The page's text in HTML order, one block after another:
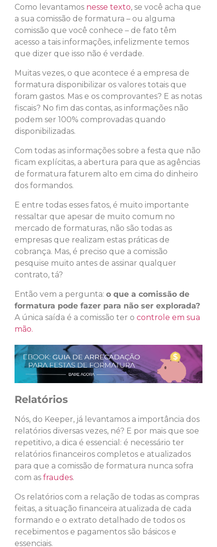
Como levantamos nesse texto, se você acha que
a sua comissão de formatura – ou alguma
comissão que você conhece – de fato têm
acesso a tais informações, infelizmente temos
que dizer que isso não é verdade.
Muitas vezes, o que acontece é a empresa de
formatura disponibilizar os valores totais que
foram gastos. Mas e os comprovantes? E as notas
fiscais? No fim das contas, as informações não
podem ser 100% comprovadas quando
disponibilizadas.
Com todas as informações sobre a festa que não
ficam explícitas, a abertura para que as agências
de formatura faturem alto em cima do dinheiro
dos formandos.
E entre todas esses fatos, é muito importante
ressaltar que apesar de muito comum no
mercado de formaturas, não são todas as
empresas que realizam estas práticas de
cobrança. Mas, é preciso que a comissão
pesquise muito antes de assinar qualquer
contrato, tá?
Então vem a pergunta: o que a comissão de
formatura pode fazer para não ser explorada?
A única saída é a comissão ter o controle em sua
mão.
Relatórios
Nós, do Keeper, já levantamos a importância dos
relatórios diversas vezes, né? E por mais que soe
repetitivo, a dica é essencial: é necessário ter
relatórios financeiros completos e atualizados
para que a comissão de formatura nunca sofra
com as fraudes.
Os relatórios com a relação de todas as compras
feitas, a situação financeira atualizada de cada
formando e o extrato detalhado de todos os
recebimentos e pagamentos são básicos e
essenciais.